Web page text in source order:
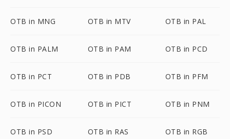
OTB in MNG OTB in MTV OTB in PAL
OTB in PALM OTB in PAM OTB in PCD
OTB in PCT OTB in PDB OTB in PFM
OTB in PICON OTB in PICT OTB in PNM
OTB in PSD OTB in RAS OTB in RGB